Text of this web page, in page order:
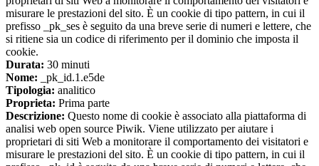
misurare le prestazioni del sito. È un cookie di tipo pattern, in cui il
prefisso _pk_ses è seguito da una breve serie di numeri e lettere, che
si ritiene sia un codice di riferimento per il dominio che imposta il
cookie.
Durata: 30 minuti
Nome: _pk_id.1.e5de
Tipologia: analitico
Proprieta: Prima parte
Descrizione: Questo nome di cookie è associato alla piattaforma di
analisi web open source Piwik. Viene utilizzato per aiutare i
proprietari di siti Web a monitorare il comportamento dei visitatori e
misurare le prestazioni del sito. È un cookie di tipo pattern, in cui il